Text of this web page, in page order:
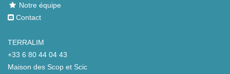
Notre équipe
Contact
TERRALIM
+33 6 80 44 04 43
Maison des Scop et Scic